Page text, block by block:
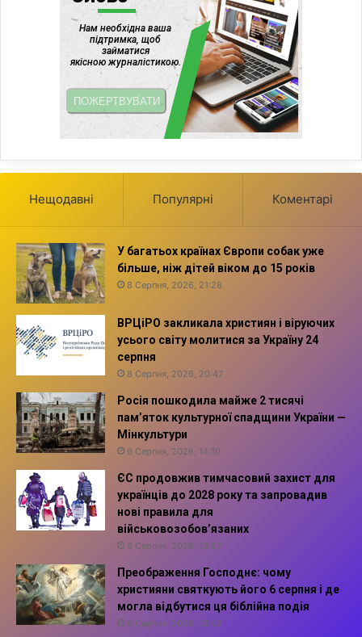
Нещодавні Популярні Коментарі
У багатьох країнах Європи собак уже
більше, ніж дітей віком до 15 років
8 Серпня, 2026, 21:28
ВРЦіРО закликала християн і віруючих
усього світу молитися за Україну 24
серпня
8 Серпня, 2026, 20:47
Росія пошкодила майже 2 тисячі
пам’яток культурної спадщини України —
Мінкультури
6 Серпня, 2026, 14:10
ЄС продовжив тимчасовий захист для
українців до 2028 року та запровадив
нові правила для
військовозобов’язаних
6 Серпня, 2026, 13:57
Преображення Господнє: чому
християни святкують його 6 серпня і де
могла відбутися ця біблійна подія
6 Серпня, 2026, 13:42